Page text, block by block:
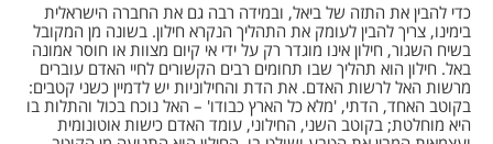
כדי להבין את התזה של ביאל, ובמידה רבה גם את החברה הישראלית
בימינו, צריך להבין לעומק את התהליך הנקרא חילון. בשונה מן המקובל
בשיח השגור, חילון אינו מוגדר רק על ידי אי קיום מצוות או חוסר אמונה
באל. חילון הוא תהליך שבו תחומים רבים הקשורים לחיי האדם עוברים
מרשות האל לרשות האדם. את הדת והחילוניות יש לדמיין כשני קטבים:
בקוטב האחד, הדתי, 'מלא כל הארץ כבודו' – האל נוכח בכול והתלות בו
היא מוחלטת; בקוטב השני, החילוני, עומד האדם כישות אוטונומית